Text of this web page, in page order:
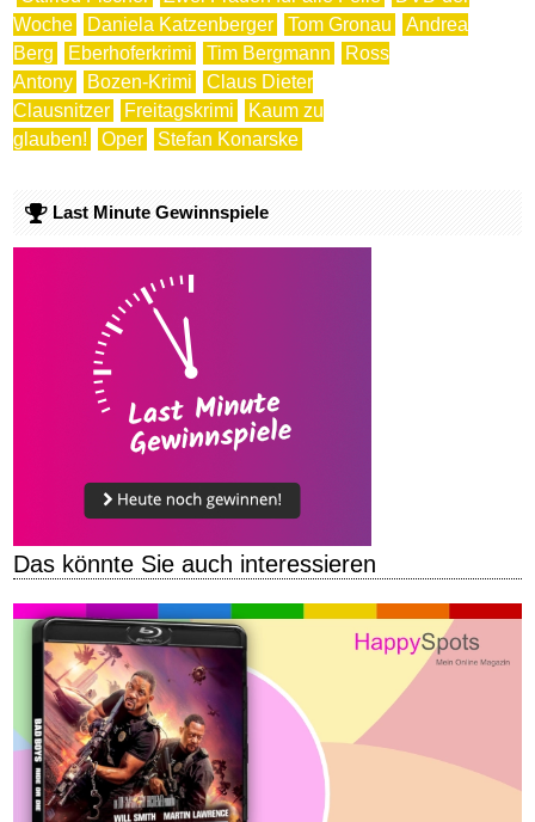
Woche
Daniela Katzenberger Tom Gronau
Andrea
Berg
Eberhoferkrimi Tim Bergmann
Ross
Antony
Bozen-Krimi
Claus Dieter
Clausnitzer
Freitagskrimi
Kaum zu
glauben!
Oper Stefan Konarske
Last Minute Gewinnspiele
Das könnte Sie auch interessieren